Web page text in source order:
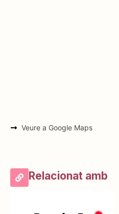
Veure a Google Maps
Relacionat amb